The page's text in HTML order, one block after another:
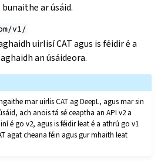
ar úsáid.
v1/
uirlisí CAT agus is féidir é a
an úsáideora.
mar uirlis CAT ag DeepL, agus mar sin
ach anois tá sé ceaptha an API v2 a
é go v2, agus is féidir leat é a athrú go v1
agat cheana féin agus gur mhaith leat